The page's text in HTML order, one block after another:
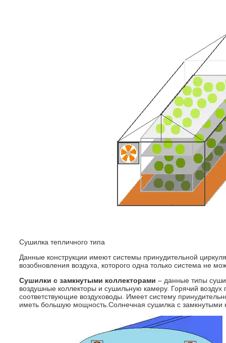
Сушилка тепличного типа
Данные конструкции имеют системы принудительной
возобновления воздуха, которого одна только система не
Сушилки с замкнутыми коллекторами – данные типы
воздушные коллекторы и сушильную камеру. Горячий воздух
соответствующие воздуховоды. Имеет систему
иметь большую мощность.Солнечная сушилка с замкнутыми